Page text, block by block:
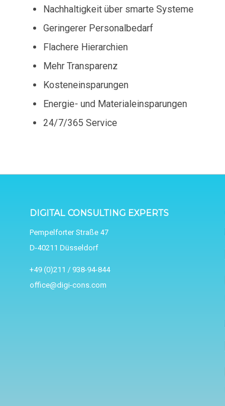
Nachhaltigkeit über smarte Systeme
Geringerer Personalbedarf
Flachere Hierarchien
Mehr Transparenz
Kosteneinsparungen
Energie- und Materialeinsparungen
24/7/365 Service
DIGITAL CONSULTING EXPERTS
Pempelforter Straße 47
D-40211 Düsseldorf
+49 (0)211 / 938-94-844
office@digi-cons.com